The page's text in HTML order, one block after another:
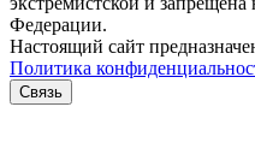
Федерации.
Настоящий сайт
Политика
Связь